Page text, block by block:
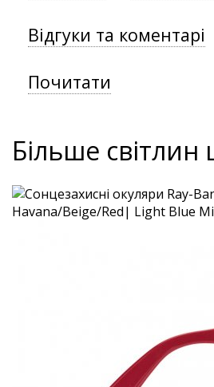
Відгуки та коментарі
Почитати
Більше світлин